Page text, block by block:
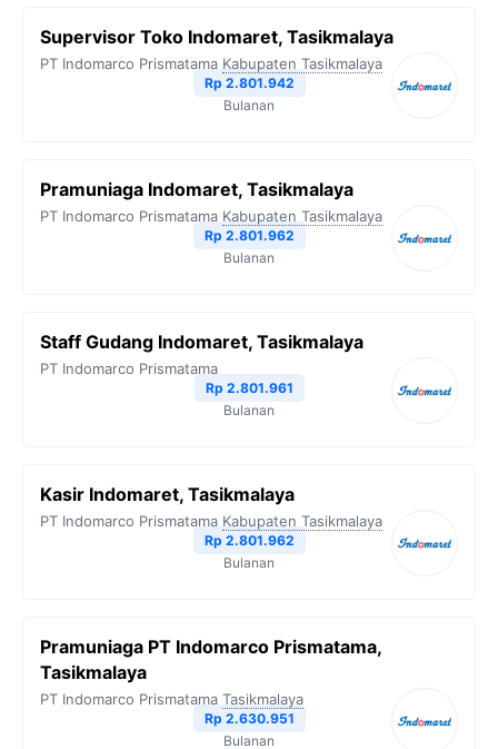
Supervisor Toko Indomaret, Tasikmalaya
PT Indomarco Prismatama Kabupaten Tasikmalaya
Rp 2.801.942
Bulanan
Pramuniaga Indomaret, Tasikmalaya
PT Indomarco Prismatama Kabupaten Tasikmalaya
Rp 2.801.962
Bulanan
Staff Gudang Indomaret, Tasikmalaya
PT Indomarco Prismatama
Rp 2.801.961
Bulanan
Kasir Indomaret, Tasikmalaya
PT Indomarco Prismatama Kabupaten Tasikmalaya
Rp 2.801.962
Bulanan
Pramuniaga PT Indomarco Prismatama,
Tasikmalaya
PT Indomarco Prismatama Tasikmalaya
Rp 2.630.951
Bulanan